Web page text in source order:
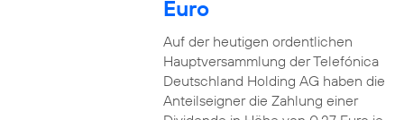
Euro
Auf der heutigen ordentlichen
Hauptversammlung der Telefónica
Deutschland Holding AG haben die
Anteilseigner die Zahlung einer